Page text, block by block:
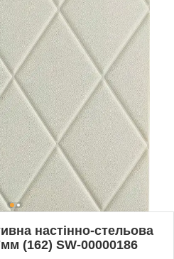
настінно-стельова
(162) SW-00000186